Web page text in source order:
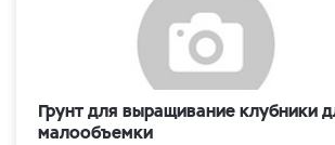
Грунт для выращивание клубники
малообъемки